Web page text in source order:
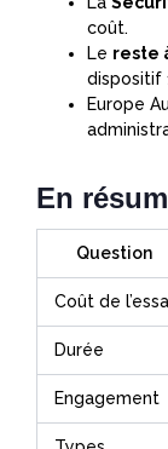
coût.
Le reste
dispositif
Europe
En
Question
Coût de
Durée
Engagement